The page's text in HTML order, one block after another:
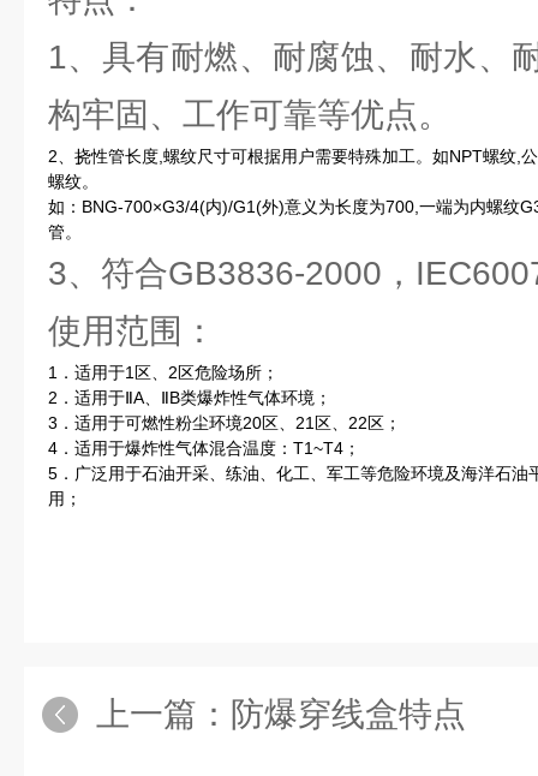
1、具有耐燃、耐腐蚀、耐水、
构牢固、工作可靠等优点。
2、挠性管长度,螺纹尺寸可根据用户需要特殊加工。如NPT螺纹,
螺纹。
如：BNG-700×G3/4(内)/G1(外)意义为长度为700,一端为内螺纹
管。
3、符合GB3836-2000，
使用范围：
1．适用于1区、2区危险场所；
2．适用于ⅡA、ⅡB类爆炸性气体环境；
3．适用于可燃性粉尘环境20区、21区、22区；
4．适用于爆炸性气体混合温度：T1~T4；
5．广泛用于石油开采、练油、化工、军工等危险环境及海洋石
用；
上一篇： 防爆穿线盒特点